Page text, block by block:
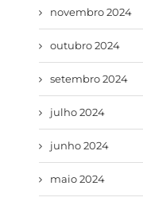
novembro 2024
outubro 2024
setembro 2024
julho 2024
junho 2024
maio 2024